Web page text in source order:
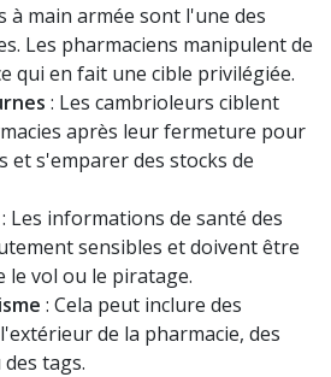
à main armée sont l'une des
Les pharmaciens manipulent de
qui en fait une cible privilégiée.
: Les cambrioleurs ciblent
après leur fermeture pour
et s'emparer des stocks de
: Les informations de santé des
sensibles et doivent être
le vol ou le piratage.
: Cela peut inclure des
de la pharmacie, des
tags.